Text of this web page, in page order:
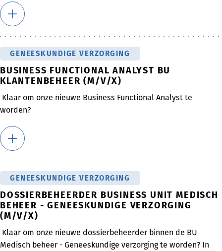
GENEESKUNDIGE VERZORGING
BUSINESS FUNCTIONAL ANALYST BU
KLANTENBEHEER (M/V/X)
Klaar om onze nieuwe Business Functional Analyst te
worden?
GENEESKUNDIGE VERZORGING
DOSSIERBEHEERDER BUSINESS UNIT MEDISCH
BEHEER - GENEESKUNDIGE VERZORGING
(M/V/X)
Klaar om onze nieuwe dossierbeheerder binnen de BU
Medisch beheer - Geneeskundige verzorging te worden? In